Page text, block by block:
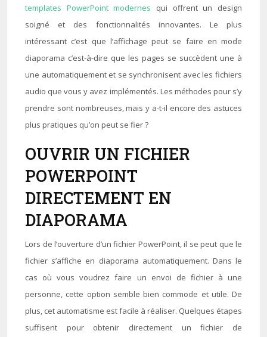
templates PowerPoint modernes qui offrent un design
soigné et des fonctionnalités innovantes. Le plus
intéressant c’est que l’affichage peut se faire en mode
diaporama c’est-à-dire que les pages se succèdent une à
une automatiquement et se synchronisent avec les fichiers
audio que vous y avez implémentés. Les méthodes pour s’y
prendre sont nombreuses, mais y a-t-il encore des astuces
plus pratiques qu’on peut se fier ?
OUVRIR UN FICHIER
POWERPOINT
DIRECTEMENT EN
DIAPORAMA
Lors de l’ouverture d’un fichier PowerPoint, il se peut que le
fichier s’affiche en diaporama automatiquement. Dans le
cas où vous voudrez faire un envoi de fichier à une
personne, cette option semble bien commode et utile. De
plus, cet automatisme est facile à réaliser. Quelques étapes
suffisent pour obtenir directement un fichier de